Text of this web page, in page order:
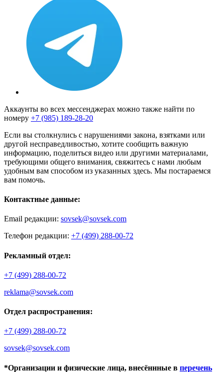
Аккаунты во всех мессенджерах можно также найти по
номеру +7 (985) 189-28-20
Если вы столкнулись с нарушениями закона, взятками или
другой несправедливостью, хотите сообщить важную
информацию, поделиться видео или другими материалами,
требующими общего внимания, свяжитесь с нами любым
удобным вам способом из указанных здесь. Мы постараемся
вам помочь.
Контактные данные:
Email редакции: sovsek@sovsek.com
Телефон редакции: +7 (499) 288-00-72
Рекламный отдел:
+7 (499) 288-00-72
reklama@sovsek.com
Отдел распространения:
+7 (499) 288-00-72
sovsek@sovsek.com
*Организации и физические лица, внесённные в перечень